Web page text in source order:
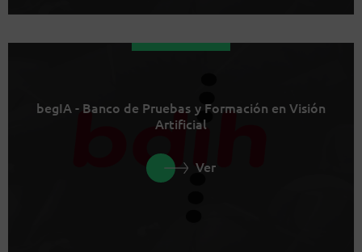
begIA - Banco de Pruebas y Formación en Visión
Artificial
Ver